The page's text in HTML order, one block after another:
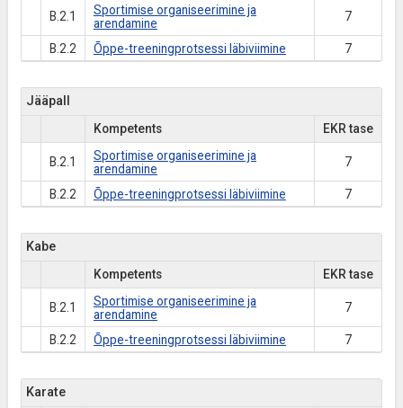
B.2.1
Sportimise organiseerimine ja
arendamine
7
B.2.2 Õppe-treeningprotsessi läbiviimine 7
Jääpall
Kompetents EKR tase
B.2.1
Sportimise organiseerimine ja
arendamine
7
B.2.2 Õppe-treeningprotsessi läbiviimine 7
Kabe
Kompetents EKR tase
B.2.1
Sportimise organiseerimine ja
arendamine
7
B.2.2 Õppe-treeningprotsessi läbiviimine 7
Karate